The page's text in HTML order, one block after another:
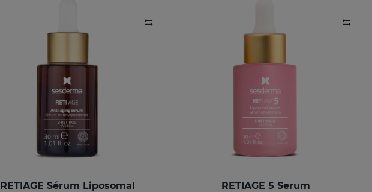
RETIAGE Sérum Liposomal RETIAGE 5 Serum